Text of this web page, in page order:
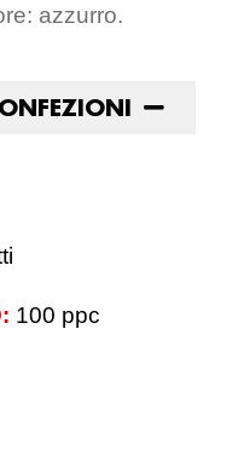
azzurro.
100 ppc